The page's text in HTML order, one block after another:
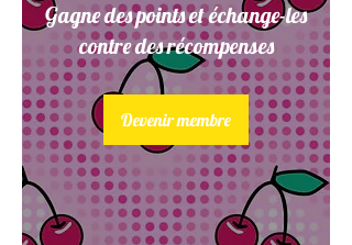
Gagne des points et échange-les
contre des récompenses
Devenir membre